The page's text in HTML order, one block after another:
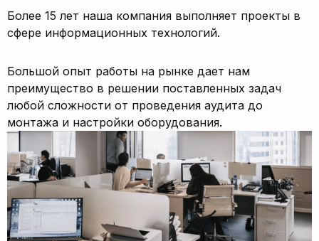
Более 15 лет наша компания выполняет проекты в
сфере информационных технологий.
Большой опыт работы на рынке дает нам
преимущество в решении поставленных задач
любой сложности от проведения аудита до
монтажа и настройки оборудования.